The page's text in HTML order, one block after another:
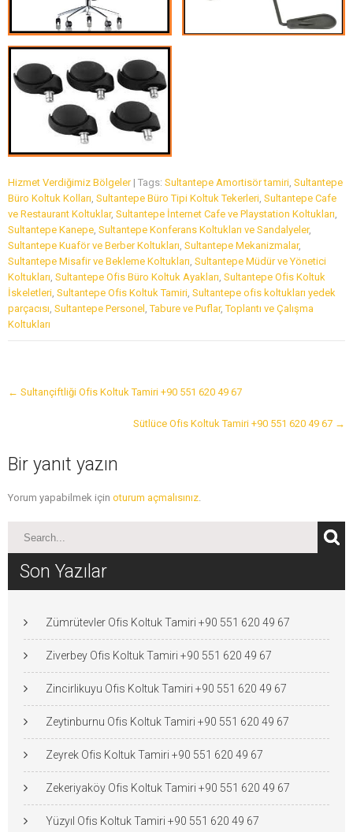
Hizmet Verdiğimiz Bölgeler | Tags: Sultantepe Amortisör tamiri Sultantepe
Büro Koltuk Kolları Sultantepe Büro Tipi Koltuk Tekerleri Sultantepe Cafe
ve Restaurant Koltuklar, Sultantepe İnternet Cafe ve Playstation Koltukları
Sultantepe Kanepe Sultantepe Konferans Koltukları ve Sandalyeler,
Sultantepe Kuaför ve Berber Koltukları Sultantepe Mekanizmalar,
Sultantepe Misafir ve Bekleme Koltukları Sultantepe Müdür ve Yönetici
Koltukları Sultantepe Ofis Büro Koltuk Ayakları Sultantepe Ofis Koltuk
İskeletleri Sultantepe Ofis Koltuk Tamiri Sultantepe ofis koltukları yedek
parçacısı Sultantepe Personel ,Tabure ve Puflar,Toplantı ve Çalışma
Koltukları
Post
navigation
← Sultançiftliği Ofis Koltuk Tamiri +90 551 620 49 67
Sütlüce Ofis Koltuk Tamiri +90 551 620 49 67 →
Bir yanıt yazın
Yorum yapabilmek için oturum açmalısınız
Son Yazılar
Zümrütevler Ofis Koltuk Tamiri +90 551 620 49 67
Ziverbey Ofis Koltuk Tamiri +90 551 620 49 67
Zincirlikuyu Ofis Koltuk Tamiri +90 551 620 49 67
Zeytinburnu Ofis Koltuk Tamiri +90 551 620 49 67
Zeyrek Ofis Koltuk Tamiri +90 551 620 49 67
Zekeriyaköy Ofis Koltuk Tamiri +90 551 620 49 67
Yüzyıl Ofis Koltuk Tamiri +90 551 620 49 67